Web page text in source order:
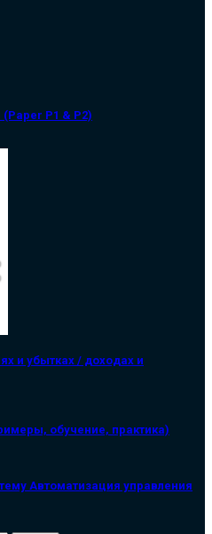
P1 & P2)
и убытках / доходах и
обучение, практика)
Автоматизация управления